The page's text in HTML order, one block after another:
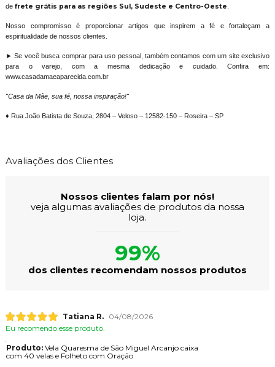
de frete grátis para as regiões Sul, Sudeste e Centro-Oeste
Nosso compromisso é proporcionar artigos que inspirem a fé e fortaleçam a
espiritualidade de nossos clientes.
► Se você busca comprar para uso pessoal, também contamos com um site exclusivo
para o varejo, com a mesma dedicação e cuidado. Confira em:
www.casadamaeaparecida.com.br
"Casa da Mãe, sua fé, nossa inspiração!"
♦ Rua João Batista de Souza, 2804 – Veloso – 12582-150 – Roseira – SP
Avaliações dos Clientes
Nossos clientes falam por nós!
veja algumas avaliações de produtos da nossa
loja.
99%
dos clientes recomendam nossos produtos
Tatiana R.
04/08/2026
Eu recomendo esse produto.
Produto:Vela Quaresma de São Miguel Arcanjo caixa
com 40 velas e Folheto com Oração